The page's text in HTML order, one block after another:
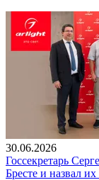
30.06.2026
Госсекретарь
Бресте и назвал